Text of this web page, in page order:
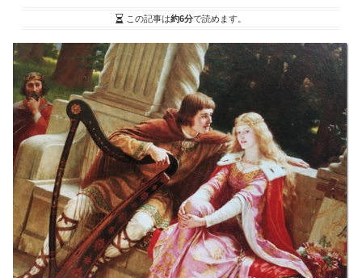
この記事は約6分で読めます。